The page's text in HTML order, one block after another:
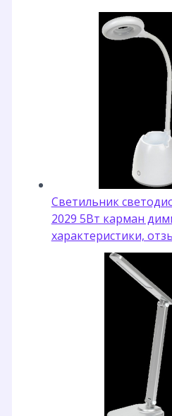
Светильник
2029 5Вт карман
характеристики,